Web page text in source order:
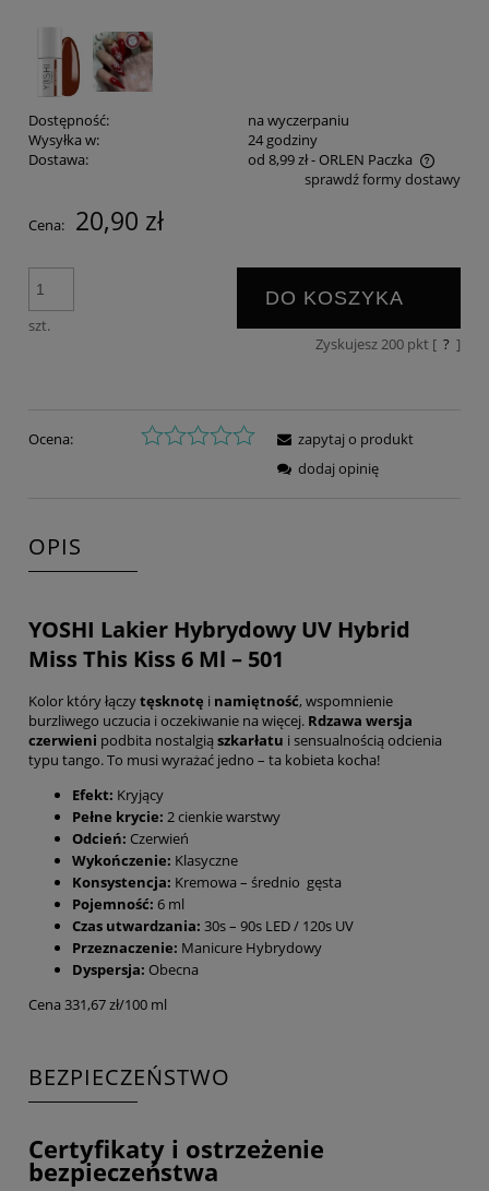
Dostępność:
na wyczerpaniu
Wysyłka w:
24 godziny
Dostawa:
od 8,99 zł- ORLEN Paczka
Cena nie zawiera ewentualnych kosztów płatnościsprawdź formy dostawy
Cena: 20,90 zł
szt.
DO KOSZYKA
Zyskujesz200pkt [ ? ]
Ocena:
zapytaj o produkt
dodaj opinię
OPIS
YOSHI Lakier Hybrydowy UV Hybrid
Miss This Kiss 6 Ml – 501
Kolor który łączytęsknotę i namiętność, wspomnienie
burzliwego uczucia i oczekiwanie na więcej. Rdzawa wersja
czerwieni podbita nostalgią szkarłatu i sensualnością odcienia
typu tango. To musi wyrażać jedno – ta kobieta kocha!
Efekt: Kryjący
Pełne krycie: 2 cienkie warstwy
Odcień: Czerwień
Wykończenie: Klasyczne
Konsystencja: Kremowa – średnio gęsta
Pojemność: 6 ml
Czas utwardzania: 30s – 90s LED / 120s UV
Przeznaczenie: Manicure Hybrydowy
Dyspersja: Obecna
Cena 331,67 zł/100 ml
BEZPIECZEŃSTWO
Certyfikaty i ostrzeżenie
bezpieczeństwa